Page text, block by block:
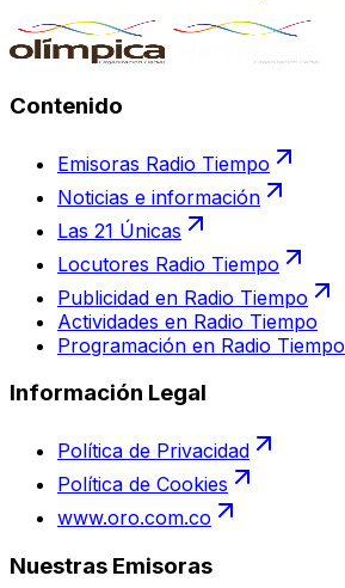
Contenido
Emisoras Radio Tiempo
Noticias e información
Las 21 Únicas
Locutores Radio Tiempo
Publicidad en Radio Tiempo
Actividades en Radio Tiempo
Programación en Radio Tiempo
Información Legal
Política de Privacidad
Política de Cookies
www.oro.com.co
Nuestras Emisoras